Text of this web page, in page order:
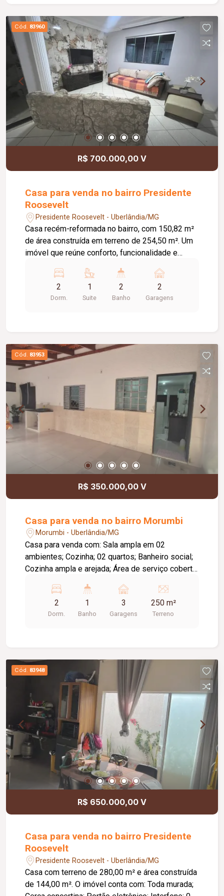
condicionado nos quartos com acionamento via
Wi Fi; Câmeras de segurança; Alarme e cerca com
acionamento remoto; Portões em alumínio com
motor de acionamento rápido; Interfone com
câmera e acionamento via celular; Equipamentos
de segurança, portões e aparelhos de ar
condicionado com menos de 05 meses de uso.
Cód. 83960
R$ 700.000,00 V
Casa para venda no bairro Presidente
Roosevelt
Presidente Roosevelt - Uberlândia/MG
Casa recém-reformada no bairro, com 150,82 m²
de área construída em terreno de 254,50 m². Um
imóvel que reúne conforto, funcionalidade e
das regiões mais valorizadas e desejadas do
suíte com banheira de hidromassagem,
2
Dorm.
1
Suite
2
Banho
2
Garagens
Cód. 83953
R$ 350.000,00 V
Casa para venda no bairro Morumbi
Morumbi - Uberlândia/MG
Casa para venda com: Sala ampla em 02
ambientes; Cozinha; 02 quartos; Banheiro social;
Cozinha ampla e arejada; Área de serviço coberta;
Garagem para 03 carros;
2
Dorm.
1
Banho
3
Garagens
250 m²
Terreno
Cód. 83948
R$ 650.000,00 V
Casa para venda no bairro Presidente
Roosevelt
Presidente Roosevelt - Uberlândia/MG
Casa com terreno de 280,00 m² e área construída
de 144,00 m². O imóvel conta com: Toda murada;